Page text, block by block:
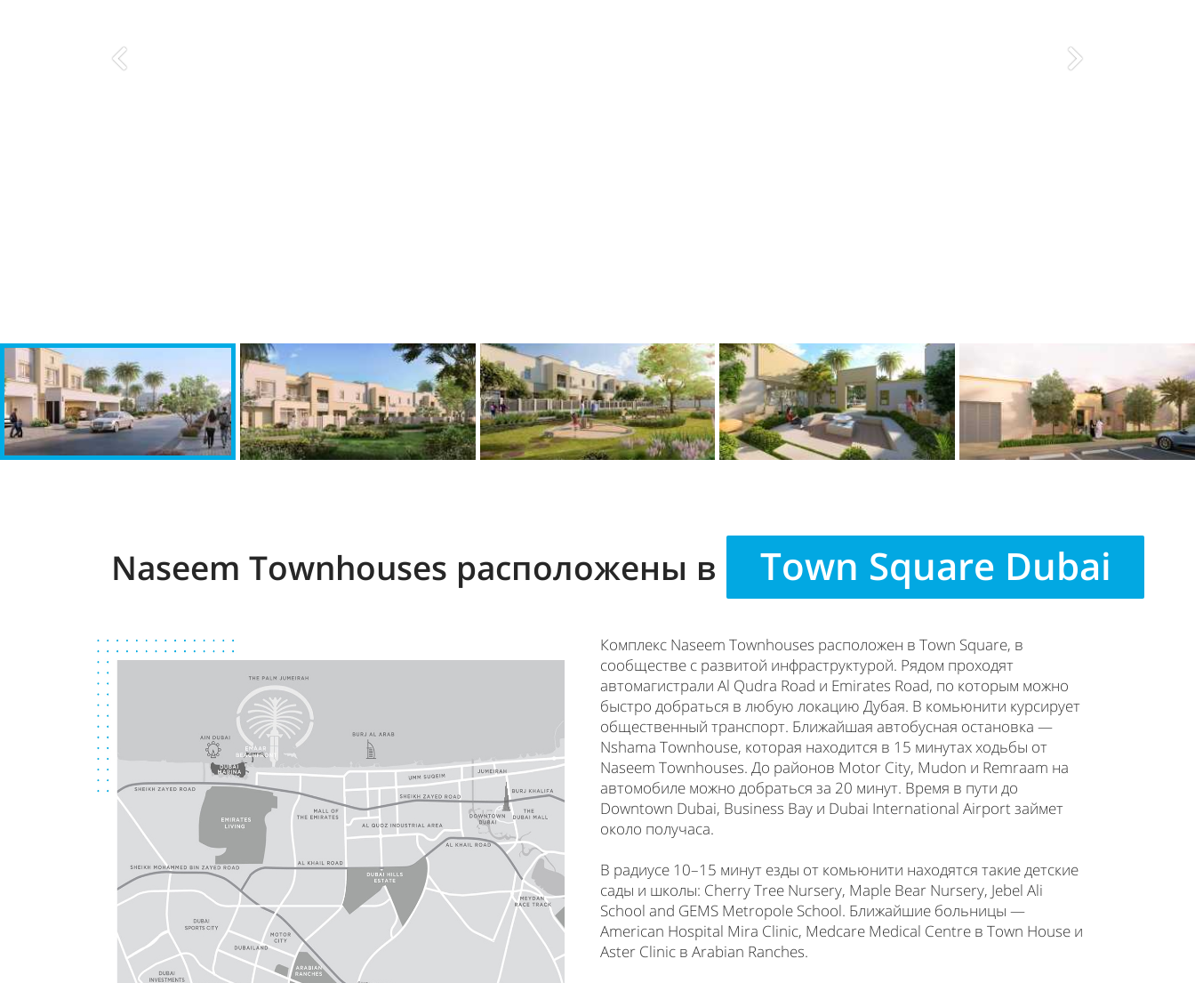
Naseem Townhouses расположены в Town Square Dubai
Комплекс Naseem Townhouses расположен в Town Square, в
сообществе с развитой инфраструктурой. Рядом проходят
автомагистрали Al Qudra Road и Emirates Road, по которым можно
быстро добраться в любую локацию Дубая. В комьюнити курсирует
общественный транспорт. Ближайшая автобусная остановка —
Nshama Townhouse, которая находится в 15 минутах ходьбы от
Naseem Townhouses. До районов Motor City, Mudon и Remraam на
автомобиле можно добраться за 20 минут. Время в пути до
Downtown Dubai, Business Bay и Dubai International Airport займет
около получаса.
В радиусе 10–15 минут езды от комьюнити находятся такие детские
сады и школы: Cherry Tree Nursery, Maple Bear Nursery, Jebel Ali
School and GEMS Metropole School. Ближайшие больницы —
American Hospital Mira Clinic, Medcare Medical Centre в Town House и
Aster Clinic в Arabian Ranches.